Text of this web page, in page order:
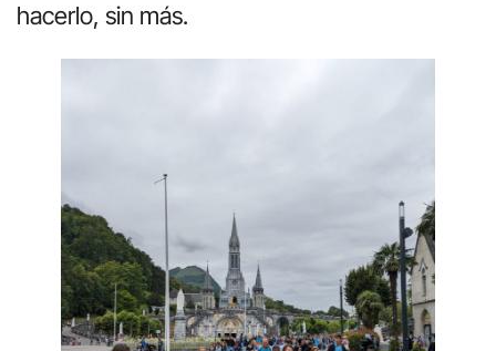
hacerlo, sin más.